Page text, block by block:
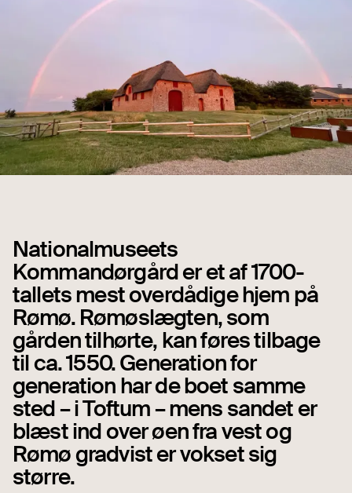
Nationalmuseets
Kommandørgård er et af 1700-
tallets mest overdådige hjem på
Rømø. Rømøslægten, som
gården tilhørte, kan føres tilbage
til ca. 1550. Generation for
generation har de boet samme
sted – i Toftum – mens sandet er
blæst ind over øen fra vest og
Rømø gradvist er vokset sig
større.